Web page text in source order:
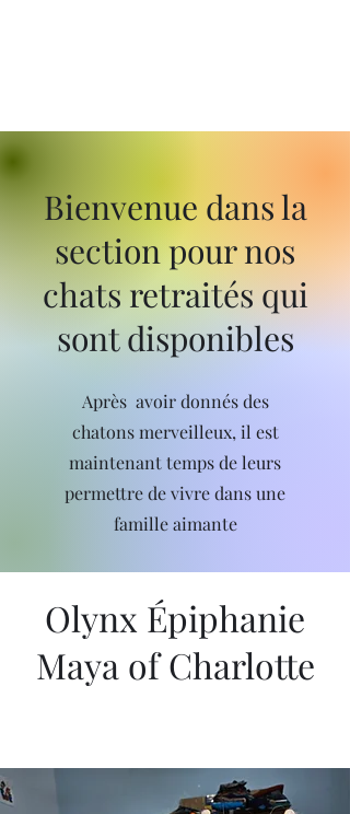
Bienvenue dans la
section pour nos
chats retraités qui
sont disponibles
Après avoir donnés des
chatons merveilleux, il est
maintenant temps de leurs
permettre de vivre dans une
famille aimante
Olynx Épiphanie
Maya of Charlotte